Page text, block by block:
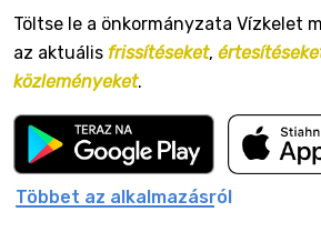
Töltse le a önkormányzata Vízkelet
az aktuális frissítéseket,
közleményeket.
Többet az alkalmazásról